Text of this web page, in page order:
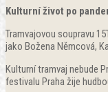
Kulturní život po
Tramvajovou soupravu
jako Božena Němcová,
Kulturní tramvaj nebude
festivalu Praha žije